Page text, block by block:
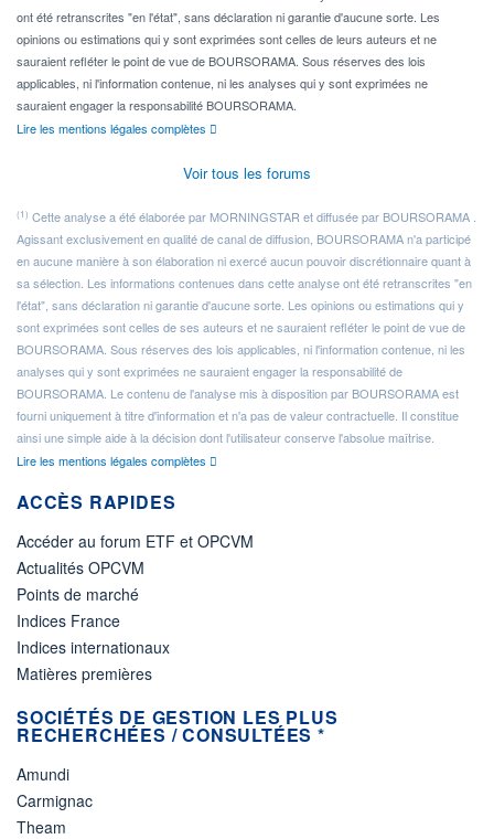
ont été retranscrites "en l'état", sans déclaration ni garantie d'aucune sorte. Les
opinions ou estimations qui y sont exprimées sont celles de leurs auteurs et ne
sauraient refléter le point de vue de BOURSORAMA. Sous réserves des lois
applicables, ni l'information contenue, ni les analyses qui y sont exprimées ne
sauraient engager la responsabilité BOURSORAMA.
Lire les mentions légales complètes
Voir tous les forums
(1) Cette analyse a été élaborée par MORNINGSTAR et diffusée par BOURSORAMA .
Agissant exclusivement en qualité de canal de diffusion, BOURSORAMA n'a participé
en aucune manière à son élaboration ni exercé aucun pouvoir discrétionnaire quant à
sa sélection. Les informations contenues dans cette analyse ont été retranscrites "en
l'état", sans déclaration ni garantie d'aucune sorte. Les opinions ou estimations qui y
sont exprimées sont celles de ses auteurs et ne sauraient refléter le point de vue de
BOURSORAMA. Sous réserves des lois applicables, ni l'information contenue, ni les
analyses qui y sont exprimées ne sauraient engager la responsabilité de
BOURSORAMA. Le contenu de l'analyse mis à disposition par BOURSORAMA est
fourni uniquement à titre d'information et n'a pas de valeur contractuelle. Il constitue
ainsi une simple aide à la décision dont l'utilisateur conserve l'absolue maîtrise.
Lire les mentions légales complètes
ACCÈS RAPIDES
Accéder au forum ETF et OPCVM
Actualités OPCVM
Points de marché
Indices France
Indices internationaux
Matières premières
SOCIÉTÉS DE GESTION LES PLUS
RECHERCHÉES / CONSULTÉES *
Amundi
Carmignac
Theam